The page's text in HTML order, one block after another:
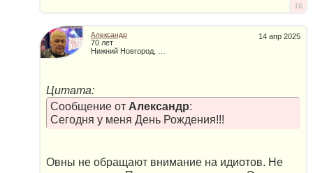
16
14 апр 2025
Александр
70 лет
Цитата:
Сообщение от Александр:
Сегодня у меня День Рождения!!!
Овны не обращают внимание на идиотов. Не